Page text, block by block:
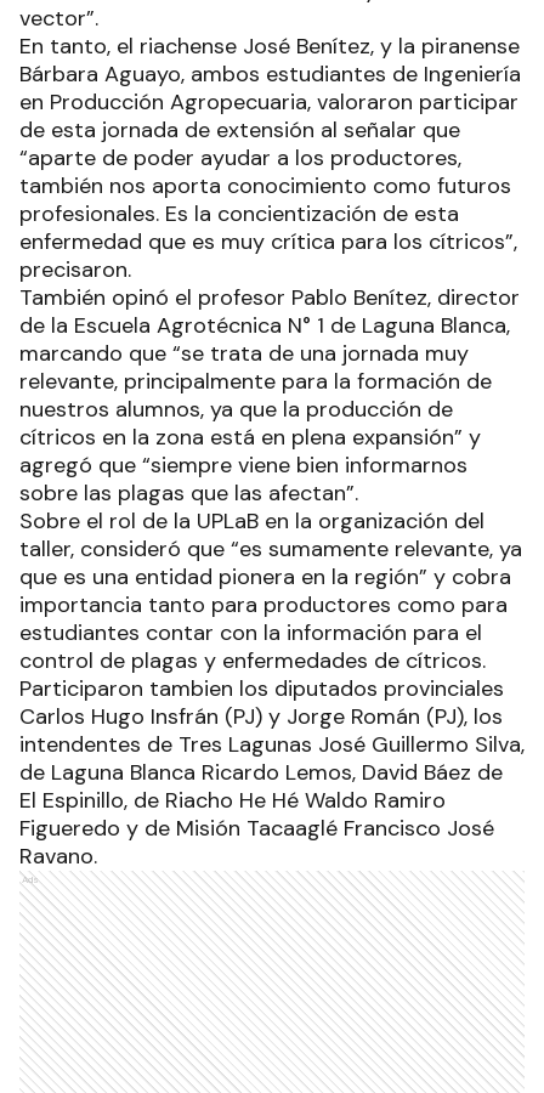
vector”.
En tanto, el riachense José Benítez, y la piranense
Bárbara Aguayo, ambos estudiantes de Ingeniería
en Producción Agropecuaria, valoraron participar
de esta jornada de extensión al señalar que
“aparte de poder ayudar a los productores,
también nos aporta conocimiento como futuros
profesionales. Es la concientización de esta
enfermedad que es muy crítica para los cítricos”,
precisaron.
También opinó el profesor Pablo Benítez, director
de la Escuela Agrotécnica N° 1 de Laguna Blanca,
marcando que “se trata de una jornada muy
relevante, principalmente para la formación de
nuestros alumnos, ya que la producción de
cítricos en la zona está en plena expansión” y
agregó que “siempre viene bien informarnos
sobre las plagas que las afectan”.
Sobre el rol de la UPLaB en la organización del
taller, consideró que “es sumamente relevante, ya
que es una entidad pionera en la región” y cobra
importancia tanto para productores como para
estudiantes contar con la información para el
control de plagas y enfermedades de cítricos.
Participaron tambien los diputados provinciales
Carlos Hugo Insfrán (PJ) y Jorge Román (PJ), los
intendentes de Tres Lagunas José Guillermo Silva,
de Laguna Blanca Ricardo Lemos, David Báez de
El Espinillo, de Riacho He Hé Waldo Ramiro
Figueredo y de Misión Tacaaglé Francisco José
Ravano.
Ads